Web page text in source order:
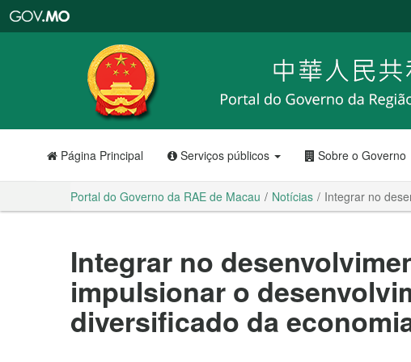
RAE
de
Macau
Página Principal Serviços públicos Sobre o Governo
Portal do Governo da RAE de Macau Notícias Integrar no
Integrar no
impulsionar o
diversificado da